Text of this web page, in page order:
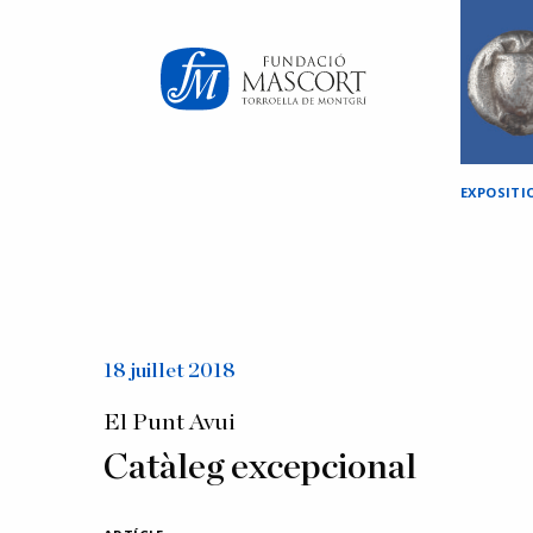
18 juillet 2018
El Punt Avui
Catàleg excepcional